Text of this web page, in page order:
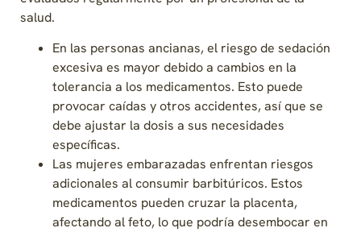
salud.
En las personas ancianas, el riesgo de sedación
excesiva es mayor debido a cambios en la
tolerancia a los medicamentos. Esto puede
provocar caídas y otros accidentes, así que se
debe ajustar la dosis a sus necesidades
específicas.
Las mujeres embarazadas enfrentan riesgos
adicionales al consumir barbitúricos. Estos
medicamentos pueden cruzar la placenta,
afectando al feto, lo que podría desembocar en